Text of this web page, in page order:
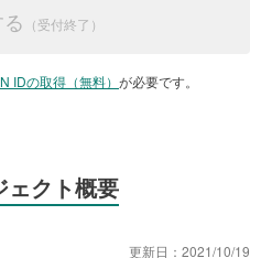
IDの取得（無料） が必要です。
ェクト概要
更新日： 2021/10/19